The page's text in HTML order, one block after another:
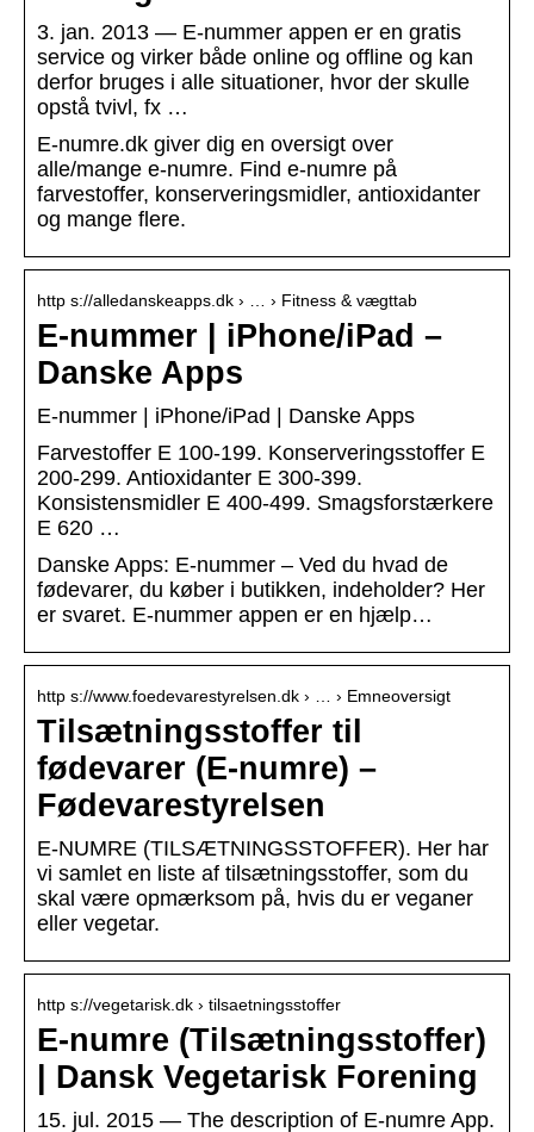
3. jan. 2013 — E-nummer appen er en gratis
service og virker både online og offline og kan
derfor bruges i alle situationer, hvor der skulle
opstå tvivl, fx …
E-numre.dk giver dig en oversigt over
alle/mange e-numre. Find e-numre på
farvestoffer, konserveringsmidler, antioxidanter
og mange flere.
http s://alledanskeapps.dk › … › Fitness & vægttab
E-nummer | iPhone/iPad –
Danske Apps
E-nummer | iPhone/iPad | Danske Apps
Farvestoffer E 100-199. Konserveringsstoffer E
200-299. Antioxidanter E 300-399.
Konsistensmidler E 400-499. Smagsforstærkere
E 620 …
Danske Apps: E-nummer – Ved du hvad de
fødevarer, du køber i butikken, indeholder? Her
er svaret. E-nummer appen er en hjælp…
http s://www.foedevarestyrelsen.dk › … › Emneoversigt
Tilsætningsstoffer til
fødevarer (E-numre) –
Fødevarestyrelsen
E-NUMRE (TILSÆTNINGSSTOFFER). Her har
vi samlet en liste af tilsætningsstoffer, som du
skal være opmærksom på, hvis du er veganer
eller vegetar.
http s://vegetarisk.dk › tilsaetningsstoffer
E-numre (Tilsætningsstoffer)
| Dansk Vegetarisk Forening
15. jul. 2015 — The description of E-numre App.